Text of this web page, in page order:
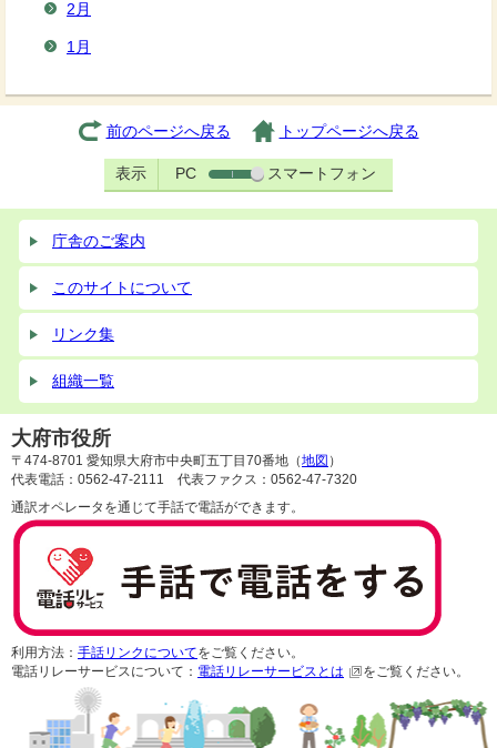
2月
1月
前のページへ戻る トップページへ戻る
表示 PC スマートフォン
庁舎のご案内
このサイトについて
リンク集
組織一覧
大府市役所
〒474-8701 愛知県大府市中央町五丁目70番地（地図 ）
代表電話：0562-47-2111 代表ファクス：0562-47-7320
通訳オペレータを通じて手話で電話ができます。
利用方法： 手話リンクについてをご覧ください。
電話リレーサービスについて： 電話リレーサービスとは をご覧ください。